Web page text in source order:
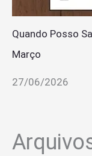
Quando Posso
Março
27/06/2026